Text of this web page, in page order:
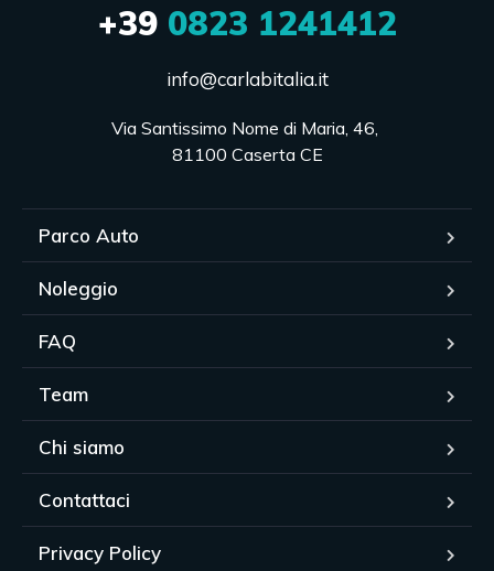
+390823 1241412
info@carlabitalia.it
Via Santissimo Nome di Maria, 46,
81100 Caserta CE
Parco Auto
Noleggio
FAQ
Team
Chi siamo
Contattaci
Privacy Policy